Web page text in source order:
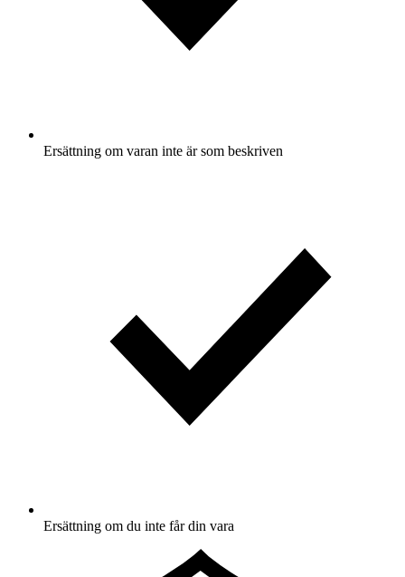
Ersättning om varan inte är som beskriven
Ersättning om du inte får din vara